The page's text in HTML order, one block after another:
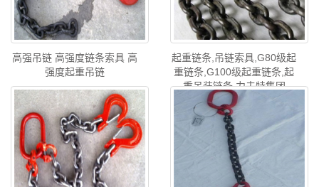
高强吊链 高强度链条索具 高
强度起重吊链
起重链条,吊链索具,G80级起
重链条,G100级起重链条,起
重吊装链条 力夫特集团